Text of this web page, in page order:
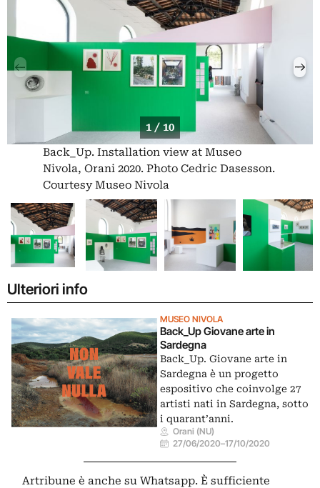
1 / 10
Back_Up. Installation view at Museo
Nivola, Orani 2020. Photo Cedric Dasesson.
Courtesy Museo Nivola
Ulteriori info
MUSEO NIVOLA
Back_Up Giovane arte in
Sardegna
Back_Up. Giovane arte in
Sardegna è un progetto
espositivo che coinvolge 27
artisti nati in Sardegna, sotto
i quarant’anni.
Orani (NU)
27/06/2020–17/10/2020
Artribune è anche su Whatsapp. È sufficiente